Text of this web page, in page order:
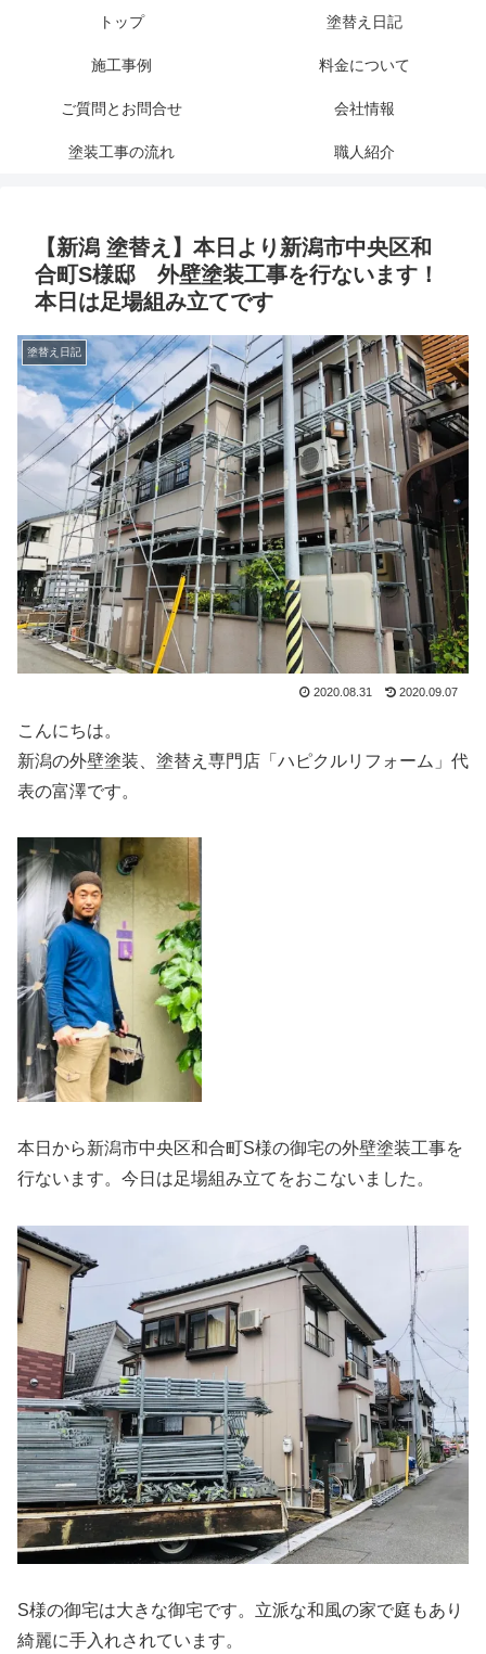
トップ 塗替え日記
施工事例 料金について
ご質問とお問合せ 会社情報
塗装工事の流れ 職人紹介
【新潟 塗替え】本日より新潟市中央区和
合町S様邸 外壁塗装工事を行ないます！
本日は足場組み立てです
塗替え日記
2020.08.31 2020.09.07
こんにちは。
新潟の外壁塗装、塗替え専門店「ハピクルリフォーム」代
表の富澤です。
本日から新潟市中央区和合町S様の御宅の外壁塗装工事を
行ないます。今日は足場組み立てをおこないました。
S様の御宅は大きな御宅です。立派な和風の家で庭もあり
綺麗に手入れされています。